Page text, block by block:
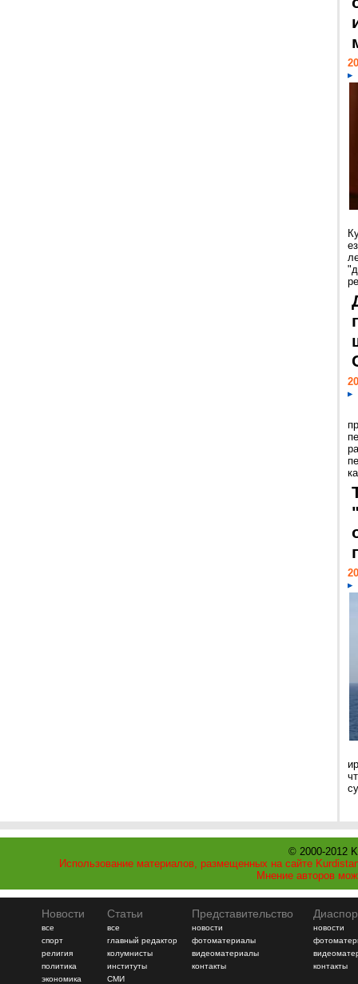
© 2000-2012
Использование материалов, размещенных на сайте
Мнение авторов
Новости
все
спорт
религия
политика
экономика
Статьи
все
главный редактор
колумнисты
институты
СМИ
Представительство
новости
фотоматериалы
видеоматериалы
контакты
новости
контакты